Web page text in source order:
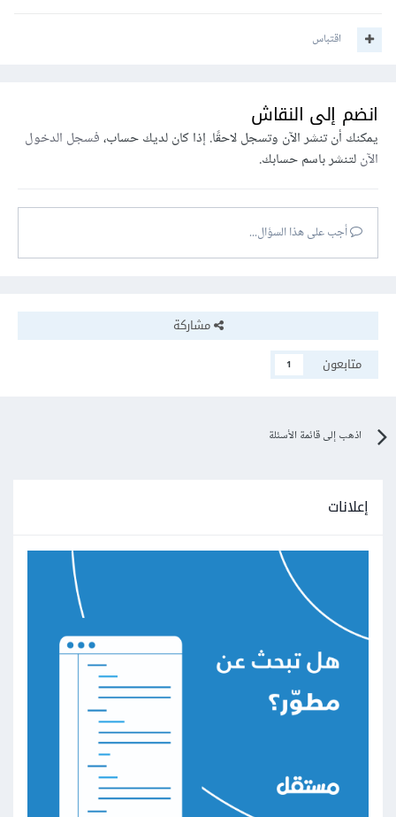
اقتباس
انضم إلى النقاش
يمكنك أن تنشر الآن وتسجل لاحقًا. إذا كان لديك حساب،فسجل الدخول
الآنلتنشر باسم حسابك.
أجب على هذا السؤال...
مشاركة
متابعون
1
اذهب إلى قائمة الأسئلة
إعلانات